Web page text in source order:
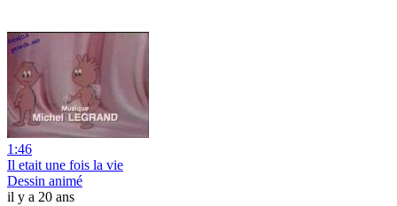
1:46
Il etait une fois la vie
Dessin animé
il y a 20 ans